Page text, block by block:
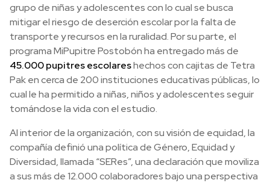
grupo de niñas y adolescentes con lo cual se busca
mitigar el riesgo de deserción escolar por la falta de
transporte y recursos en la ruralidad. Por su parte, el
programa MiPupitre Postobón ha entregado más de
45.000 pupitres escolareshechos con cajitas de Tetra
Pak en cerca de 200 instituciones educativas públicas, lo
cual le ha permitido a niñas, niños y adolescentes seguir
tomándose la vida con el estudio.
Al interior de la organización, con su visión de equidad, la
compañía definió una política de Género, Equidad y
Diversidad, llamada “SERes”, una declaración que moviliza
a sus más de 12.000 colaboradores bajo una perspectiva